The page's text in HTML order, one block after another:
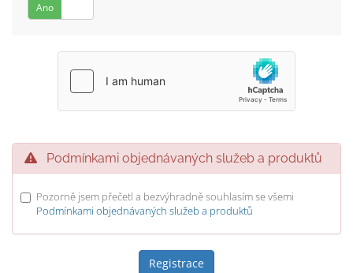
Ano
Podmínkami objednávaných služeb a produktů
Pozorně jsem přečetl a bezvýhradně souhlasím se všemi
Podmínkami objednávaných služeb a produktů